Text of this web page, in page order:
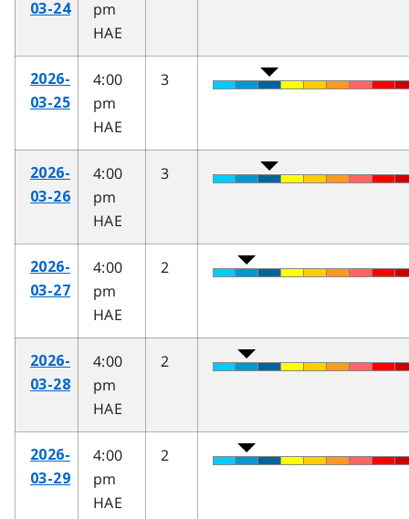
03-24
pm
HAE
2026-
03-25
4:00
pm
HAE
3
2026-
03-26
4:00
pm
HAE
3
2026-
03-27
4:00
pm
HAE
2
2026-
03-28
4:00
pm
HAE
2
2026-
03-29
4:00
pm
HAE
2